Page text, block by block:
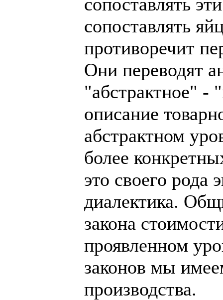
сопоставлять
противоречит
Они переводят
"абстрактное" -
описание
абстрактном
более
это своего рода
диалектика.
закона
проявленном
законов мы
производства.